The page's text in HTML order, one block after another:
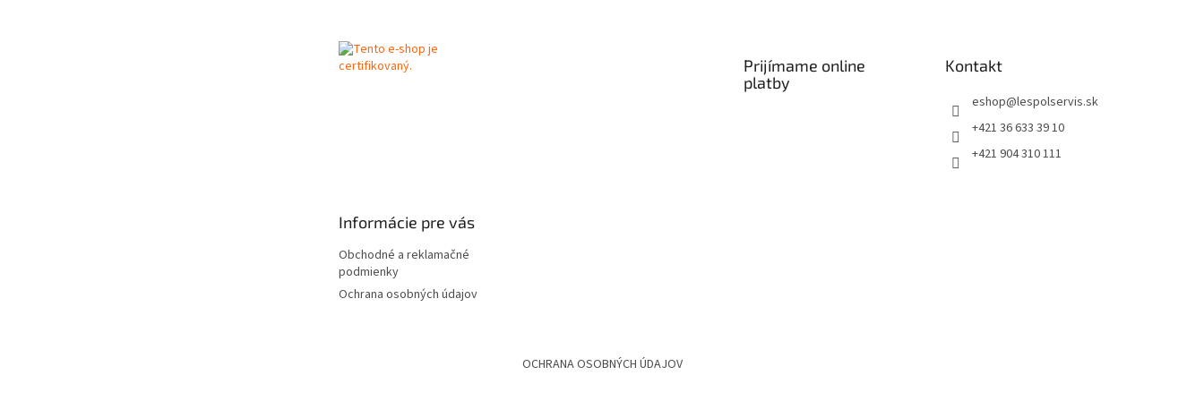
Prijímame online
platby
Kontakt
eshop@lespolservis.sk
+421 36 633 39 10
+421 904 310 111
Informácie pre vás
Obchodné a reklamačné
podmienky
Ochrana osobných údajov
OCHRANA OSOBNÝCH ÚDAJOV